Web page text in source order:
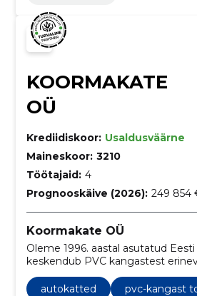
KOORMAKATE
OÜ
Krediidiskoor: Usaldusväärne
Maineskoor: 3210
Töötajaid: 4
Prognooskäive (2026): 249 854
Koormakate OÜ
Oleme 1996. aastal asutatud
keskendub PVC kangastest
autokatted
pvc-kangast